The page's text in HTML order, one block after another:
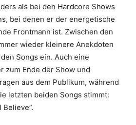
als bei den Hardcore Shows
bei denen er der energetische
Frontmann ist. Zwischen den
wieder kleinere Anekdoten
Songs ein. Auch eine
zum Ende der Show und
aus dem Publikum, während
letzten beiden Songs stimmt:
Believe”.